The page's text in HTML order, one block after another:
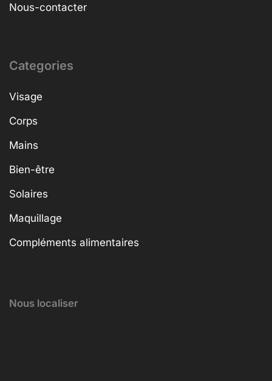
Nous-contacter
Categories
Visage
Corps
Mains
Bien-être
Solaires
Maquillage
Compléments alimentaires
Nous localiser